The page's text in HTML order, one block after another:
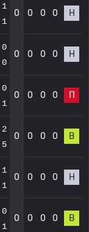
1
1
0 0 0 0 Н
0
0
0 0 0 0 Н
0
1
0 0 0 0 П
2
5
0 0 0 0 В
1
1
0 0 0 0 Н
0
1
0 0 0 0 В